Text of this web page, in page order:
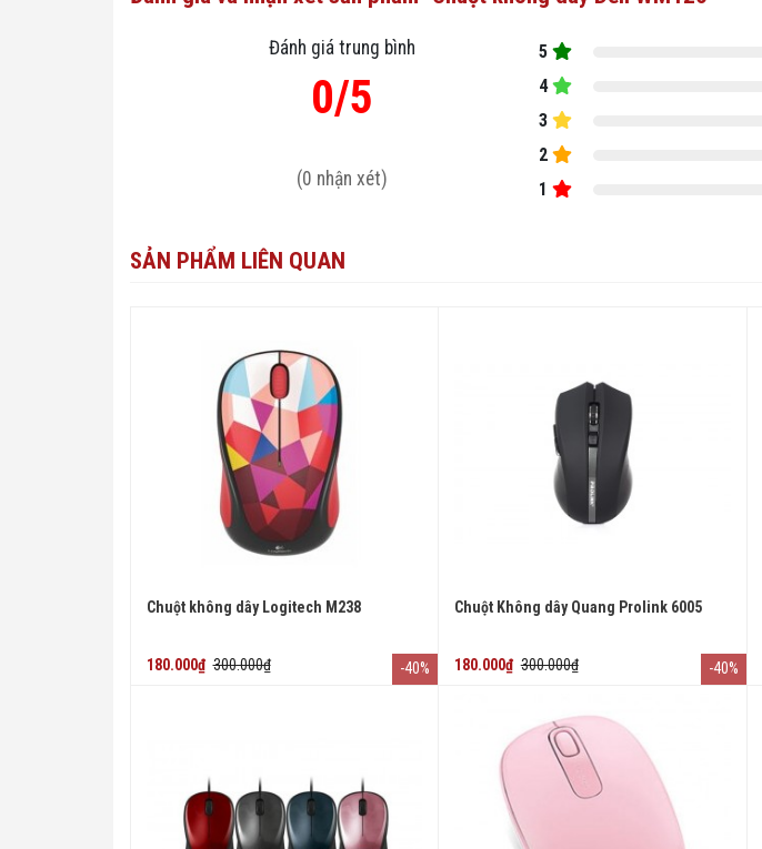
Đánh giá trung bình
0/5
(0 nhận xét)
5
4
3
2
1
SẢN PHẨM LIÊN QUAN
Chuột không dây Logitech M238
180.000₫ 300.000₫ -40%
Chuột Không dây Quang Prolink 6005
180.000₫ 300.000₫ -40%